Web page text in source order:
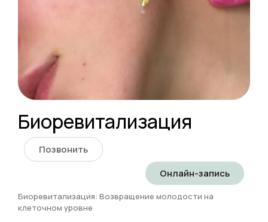
Биоревитализация
Позвонить
Онлайн-запись
Биоревитализация: Возвращение молодости на
клеточном уровне